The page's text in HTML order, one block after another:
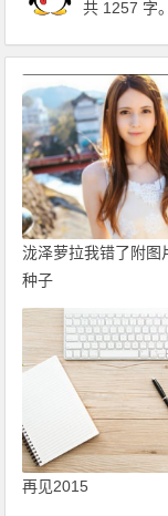
共 1257 字。
泷泽萝拉我错了附图
种子
再见2015